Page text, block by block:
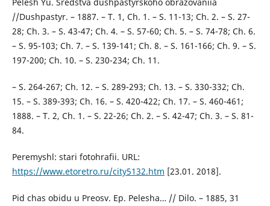
//Dushpastyr. – 1887. – T. 1, Ch. 1. – S. 11-13; Ch. 2. – S. 27-
28; Ch. 3. – S. 43-47; Ch. 4. – S. 57-60; Ch. 5. – S. 74-78; Ch. 6.
– S. 95-103; Ch. 7. – S. 139-141; Ch. 8. – S. 161-166; Ch. 9. – S.
197-200; Ch. 10. – S. 230-234; Ch. 11.
– S. 264-267; Ch. 12. – S. 289-293; Ch. 13. – S. 330-332; Ch.
15. – S. 389-393; Ch. 16. – S. 420-422; Ch. 17. – S. 460-461;
1888. – T. 2, Ch. 1. – S. 22-26; Ch. 2. – S. 42-47; Ch. 3. – S. 81-
84.
Peremyshl: stari fotohrafii. URL:
https://www.etoretro.ru/city5132.htm [23.01. 2018].
Pid chas obidu u Preosv. Ep. Pelesha… // Dilo. – 1885, 31